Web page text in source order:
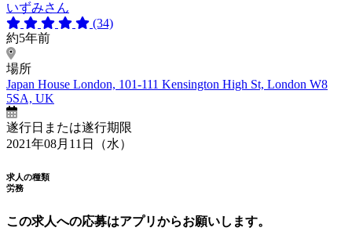
いずみさん
(34)
約5年前
場所
Japan House London, 101-111 Kensington High St, London W8
5SA, UK
遂行日または遂行期限
2021年08月11日（水）
求人の種類
労務
この求人への応募はアプリからお願いします。